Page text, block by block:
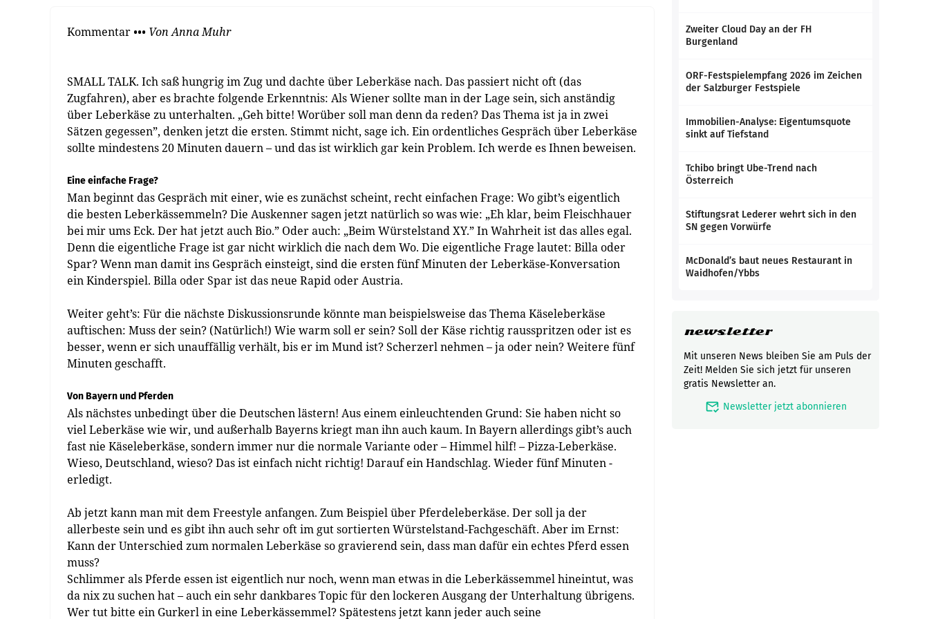
Kommentar ••• Von Anna Muhr
SMALL TALK. Ich saß hungrig im Zug und dachte über Leberkäse nach. Das passiert nicht oft (das
Zugfahren), aber es brachte folgende Erkenntnis: Als Wiener sollte man in der Lage sein, sich anständig
über Leberkäse zu unterhalten. „Geh bitte! Worüber soll man denn da reden? Das Thema ist ja in zwei
Sätzen gegessen”, denken jetzt die ersten. Stimmt nicht, sage ich. Ein ordentliches Gespräch über Leberkäse
sollte mindestens 20 Minuten dauern – und das ist wirklich gar kein Problem. Ich werde es Ihnen beweisen.
Eine einfache Frage?
Man beginnt das Gespräch mit einer, wie es zunächst scheint, recht einfachen Frage: Wo gibt’s eigentlich
die besten Leberkässemmeln? Die Auskenner sagen jetzt natürlich so was wie: „Eh klar, beim Fleischhauer
bei mir ums Eck. Der hat jetzt auch Bio.” Oder auch: „Beim Würstelstand XY.” In Wahrheit ist das alles egal.
Denn die eigentliche Frage ist gar nicht wirklich die nach dem Wo. Die eigentliche Frage lautet: Billa oder
Spar? Wenn man damit ins Gespräch einsteigt, sind die ersten fünf Minuten der Leberkäse-Konversation
ein Kinderspiel. Billa oder Spar ist das neue Rapid oder Austria.
Weiter geht’s: Für die nächste Diskussionsrunde könnte man beispielsweise das Thema Käseleberkäse
auftischen: Muss der sein? (Natürlich!) Wie warm soll er sein? Soll der Käse richtig rausspritzen oder ist es
besser, wenn er sich unauffällig verhält, bis er im Mund ist? Scherzerl nehmen – ja oder nein? Weitere fünf
Minuten geschafft.
Von Bayern und Pferden
Als nächstes unbedingt über die Deutschen lästern! Aus einem einleuchtenden Grund: Sie haben nicht so
viel Leberkäse wie wir, und außerhalb Bayerns kriegt man ihn auch kaum. In Bayern allerdings gibt’s auch
fast nie Käseleberkäse, sondern immer nur die normale Variante oder – Himmel hilf! – Pizza-Leberkäse.
Wieso, Deutschland, wieso? Das ist einfach nicht richtig! Darauf ein Handschlag. Wieder fünf Minuten ­
erledigt.
Ab jetzt kann man mit dem Freestyle anfangen. Zum Beispiel über Pferdeleberkäse. Der soll ja der
allerbeste sein und es gibt ihn auch sehr oft im gut sortierten Würstelstand-Fachgeschäft. Aber im Ernst:
Kann der Unterschied zum normalen Leberkäse so gravierend sein, dass man dafür ein echtes Pferd essen
muss?
Schlimmer als Pferde essen ist eigentlich nur noch, wenn man etwas in die Leberkässemmel hineintut, was
da nix zu suchen hat – auch ein sehr dankbares Topic für den lockeren Ausgang der Unterhaltung übrigens.
Wer tut bitte ein Gurkerl in eine Leberkässemmel? Spätestens jetzt kann jeder auch seine
Zweiter Cloud Day an der FH
Burgenland
ORF-Festspielempfang 2026 im Zeichen
der Salzburger Festspiele
Immobilien-Analyse: Eigentumsquote
sinkt auf Tiefstand
Tchibo bringt Ube-Trend nach
Österreich
Stiftungsrat Lederer wehrt sich in den
SN gegen Vorwürfe
McDonald’s baut neues Restaurant in
Waidhofen/Ybbs
newsletter
Mit unseren News bleiben Sie am Puls der
Zeit! Melden Sie sich jetzt für unseren
gratis Newsletter an.
mark_email_read Newsletter jetzt abonnieren